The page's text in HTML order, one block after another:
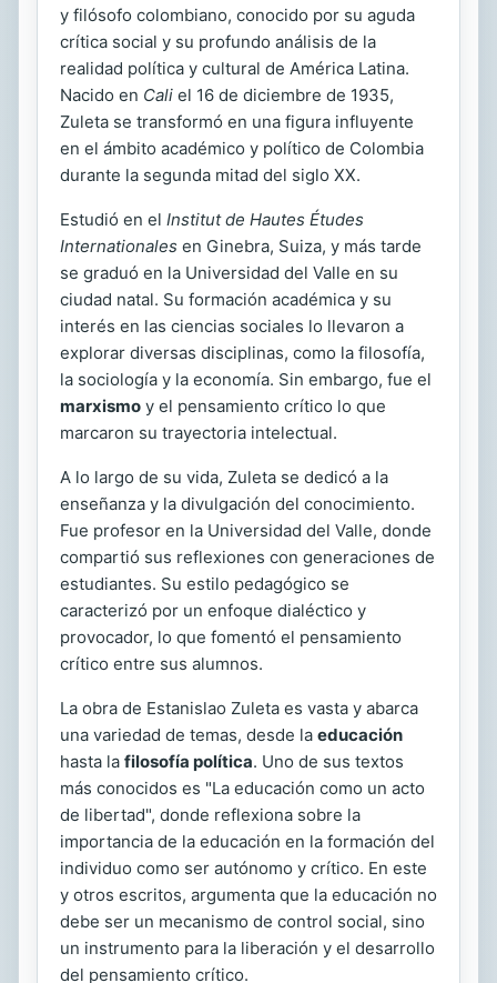
y filósofo colombiano, conocido por su aguda
crítica social y su profundo análisis de la
realidad política y cultural de América Latina.
Nacido en Cali el 16 de diciembre de 1935,
Zuleta se transformó en una figura influyente
en el ámbito académico y político de Colombia
durante la segunda mitad del siglo XX.
Estudió en el Institut de Hautes Études
Internationales en Ginebra, Suiza, y más tarde
se graduó en la Universidad del Valle en su
ciudad natal. Su formación académica y su
interés en las ciencias sociales lo llevaron a
explorar diversas disciplinas, como la filosofía,
la sociología y la economía. Sin embargo, fue el
marxismo y el pensamiento crítico lo que
marcaron su trayectoria intelectual.
A lo largo de su vida, Zuleta se dedicó a la
enseñanza y la divulgación del conocimiento.
Fue profesor en la Universidad del Valle, donde
compartió sus reflexiones con generaciones de
estudiantes. Su estilo pedagógico se
caracterizó por un enfoque dialéctico y
provocador, lo que fomentó el pensamiento
crítico entre sus alumnos.
La obra de Estanislao Zuleta es vasta y abarca
una variedad de temas, desde la educación
hasta la filosofía política. Uno de sus textos
más conocidos es "La educación como un acto
de libertad", donde reflexiona sobre la
importancia de la educación en la formación del
individuo como ser autónomo y crítico. En este
y otros escritos, argumenta que la educación no
debe ser un mecanismo de control social, sino
un instrumento para la liberación y el desarrollo
del pensamiento crítico.